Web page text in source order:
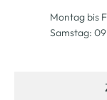
Montag bis
Samstag: